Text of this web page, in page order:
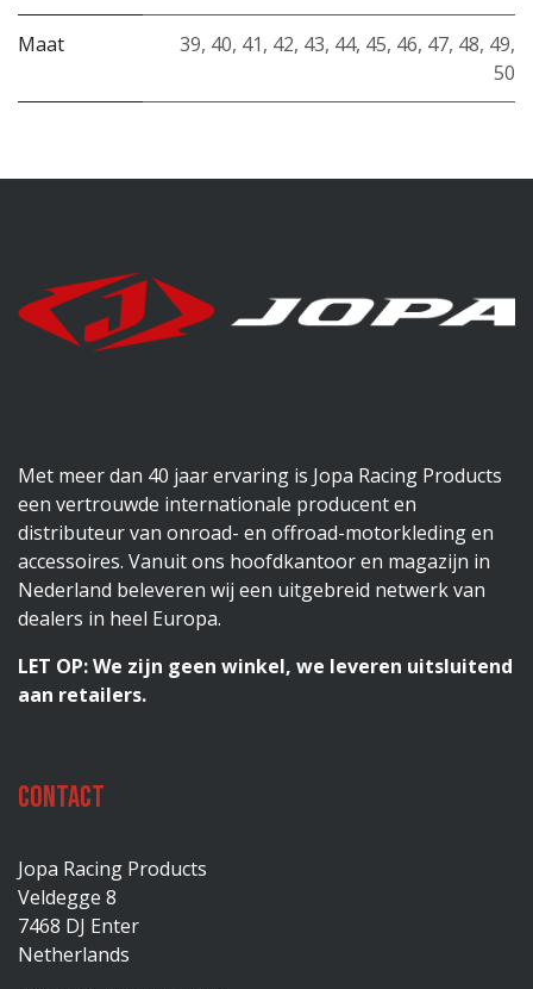
Maat 39, 40, 41, 42, 43, 44, 45, 46, 47, 48, 49,
50
Met meer dan 40 jaar ervaring is Jopa Racing Products
een vertrouwde internationale producent en
distributeur van onroad- en offroad-motorkleding en
accessoires. Vanuit ons hoofdkantoor en magazijn in
Nederland beleveren wij een uitgebreid netwerk van
dealers in heel Europa.
LET OP: We zijn geen winkel, we leveren uitsluitend
aan retailers.
Contact
Jopa Racing Products
Veldegge 8
7468 DJ Enter
Netherlands